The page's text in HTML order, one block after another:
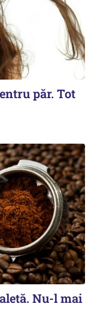
păr. Tot
Nu-l mai